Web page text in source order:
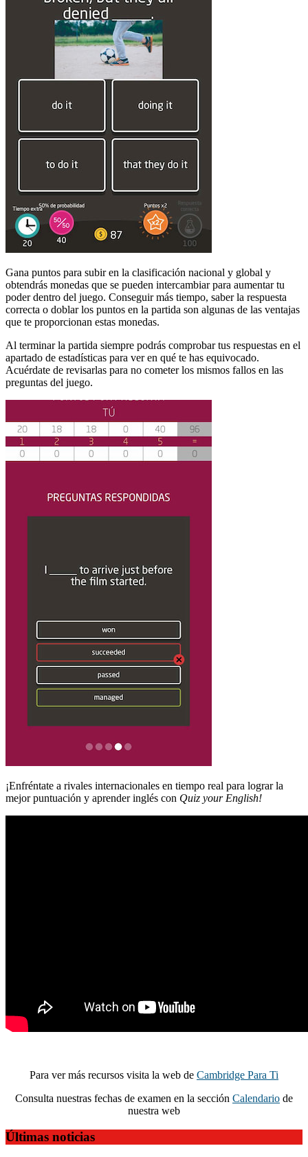
Gana puntos para subir en la clasificación nacional y global y
obtendrás monedas que se pueden intercambiar para aumentar tu
poder dentro del juego. Conseguir más tiempo, saber la respuesta
correcta o doblar los puntos en la partida son algunas de las ventajas
que te proporcionan estas monedas.
Al terminar la partida siempre podrás comprobar tus respuestas en el
apartado de estadísticas para ver en qué te has equivocado.
Acuérdate de revisarlas para no cometer los mismos fallos en las
preguntas del juego.
¡Enfréntate a rivales internacionales en tiempo real para lograr la
mejor puntuación y aprender inglés con Quiz your English!
Para ver más recursos visita la web de Cambridge Para Ti
Consulta nuestras fechas de examen en la sección Calendario de
nuestra web
Últimas noticias